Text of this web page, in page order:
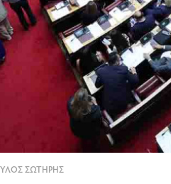
ΣΩΤΗΡΗΣ